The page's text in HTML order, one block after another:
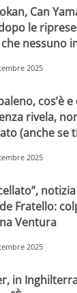
Can
le
nessuno
2025
cos’è
rivela,
(anche se
2025
Fratello:
Ventura
2025
in